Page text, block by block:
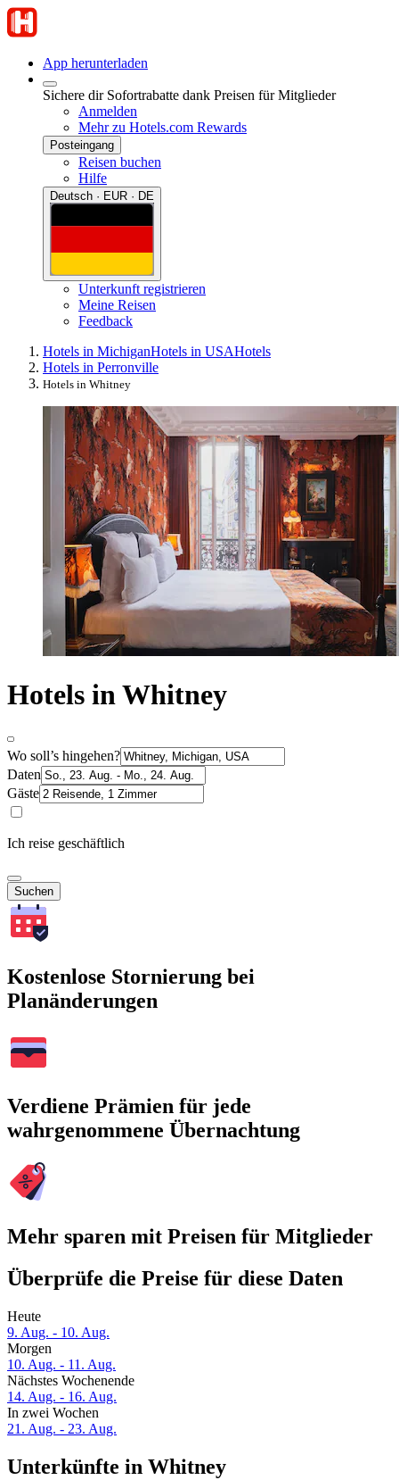
App herunterladen
Sichere dir Sofortrabatte dank Preisen für Mitglieder
Anmelden
Mehr zu Hotels.com Rewards
Posteingang
Reisen buchen
Hilfe
Deutsch · EUR · DE
Unterkunft registrieren
Meine Reisen
Feedback
Hotels in MichiganHotels in USAHotels
Hotels in Perronville
Hotels in Whitney
Hotels in Whitney
Wo soll’s hingehen?
Daten
Gäste
Ich reise geschäftlich
Suchen
Kostenlose Stornierung bei
Planänderungen
Verdiene Prämien für jede
wahrgenommene Übernachtung
Mehr sparen mit Preisen für Mitglieder
Überprüfe die Preise für diese Daten
Heute
9. Aug. - 10. Aug.
Morgen
10. Aug. - 11. Aug.
Nächstes Wochenende
14. Aug. - 16. Aug.
In zwei Wochen
21. Aug. - 23. Aug.
Unterkünfte in Whitney